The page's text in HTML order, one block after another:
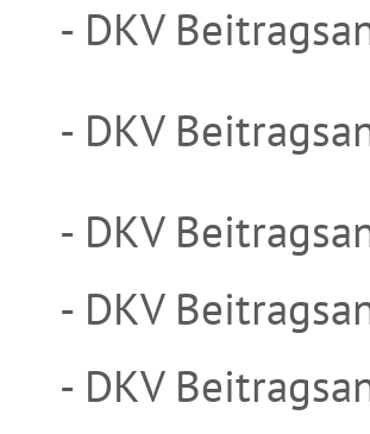
- DKV
- DKV
- DKV
- DKV
- DKV